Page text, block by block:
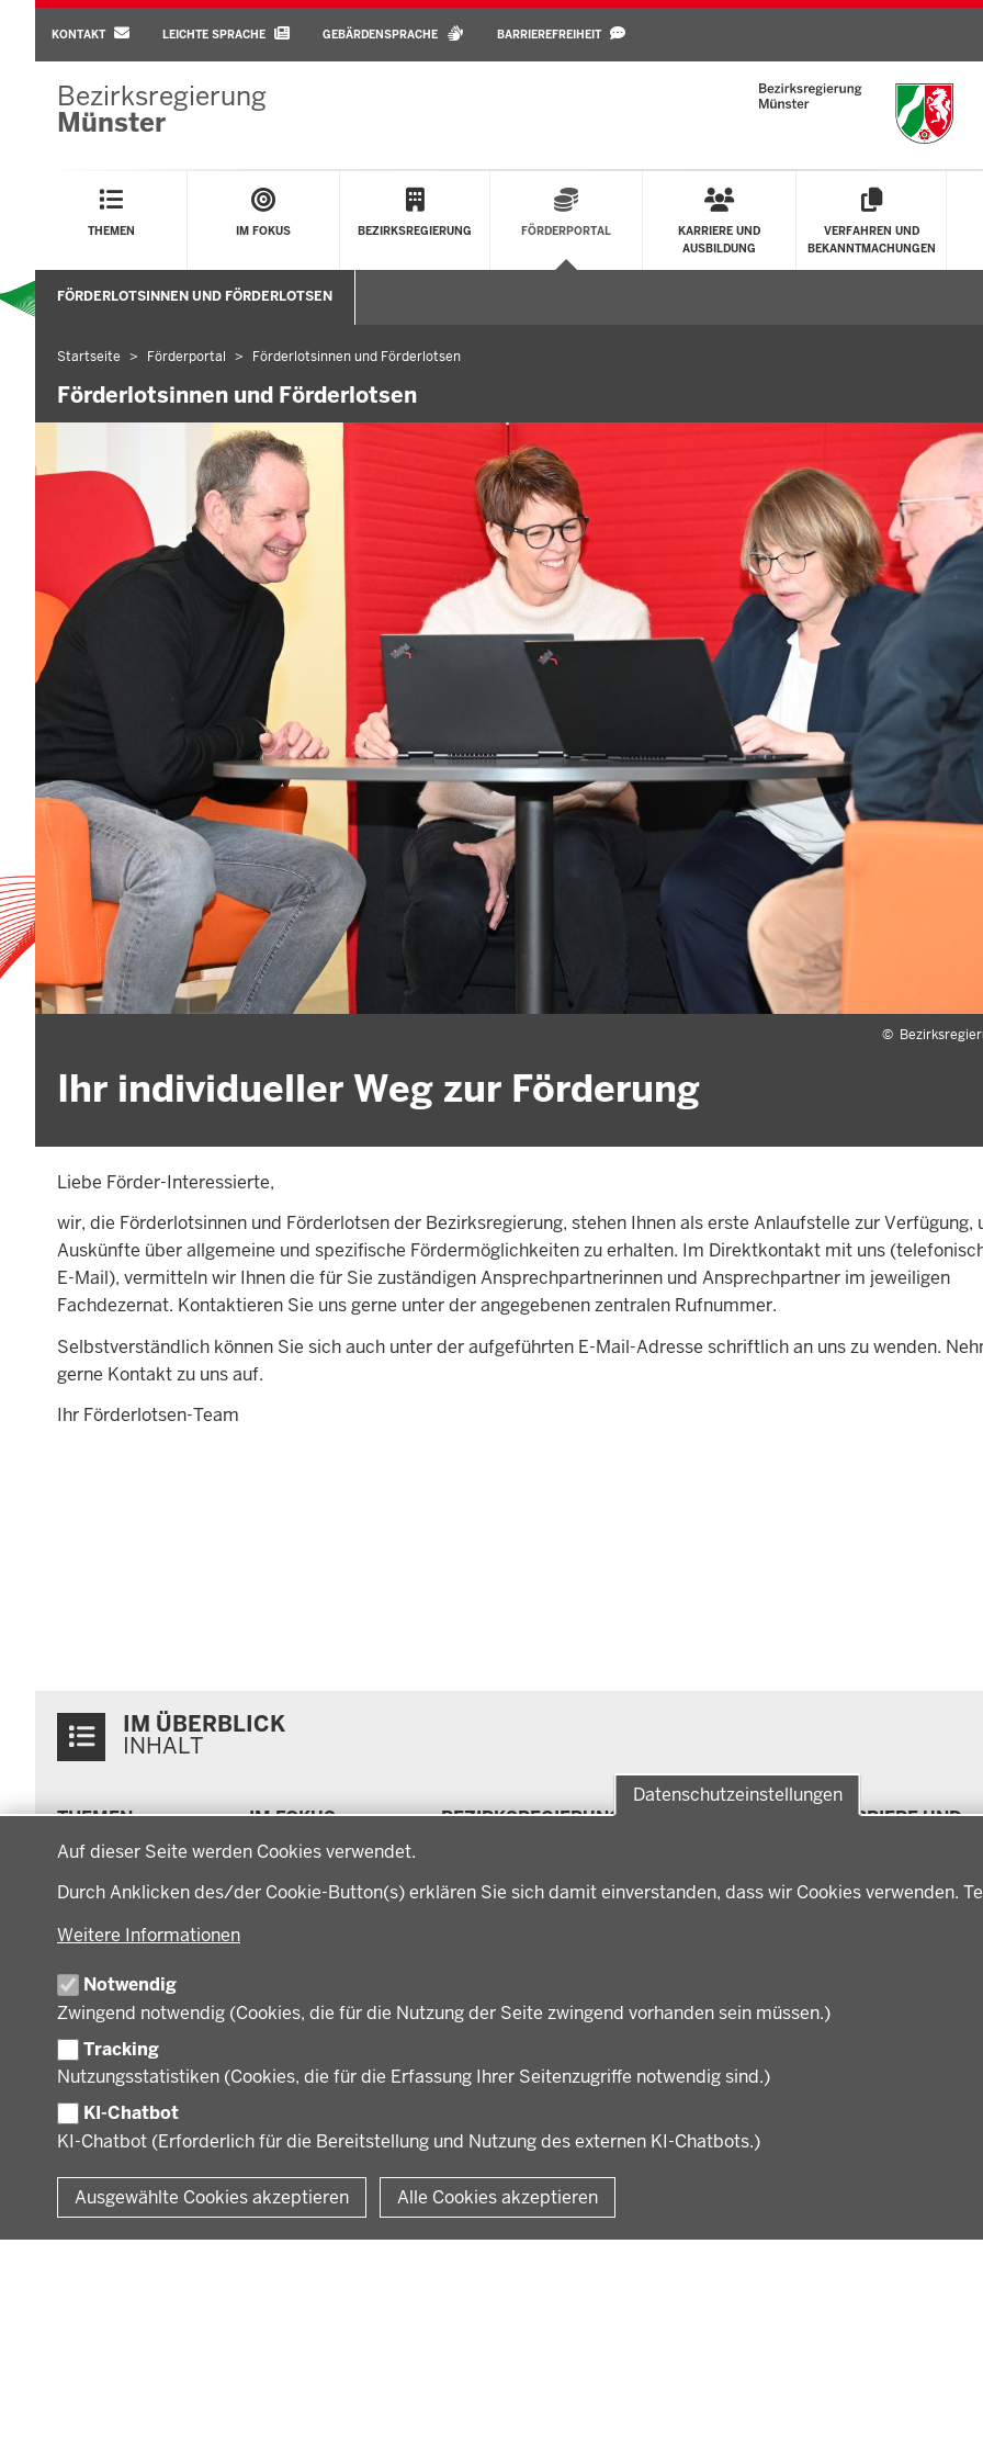
Datenschutzeinstellungen
Auf dieser Seite werden Cookies verwendet.
Durch Anklicken des/der Cookie-Button(s) erklären Sie sich damit einverstanden, dass wir Cookies verwenden.
Weitere Informationen
Notwendig
Zwingend notwendig (Cookies, die für die Nutzung der Seite zwingend vorhanden sein müssen.)
Tracking
Nutzungsstatistiken (Cookies, die für die Erfassung Ihrer Seitenzugriffe notwendig sind.)
KI-Chatbot
KI-Chatbot (Erforderlich für die Bereitstellung und Nutzung des externen KI-Chatbots.)
Ausgewählte Cookies akzeptieren Alle Cookies akzeptieren
SPRACHEN
KONTAKT LEICHTE SPRACHE GEBÄRDENSPRACHE BARRIEREFREIHEIT
Bezirksregierung
Münster
THEMEN IM FOKUS BEZIRKSREGIERUNG FÖRDERPORTAL
KARRIERE UND
AUSBILDUNG
VERFAHREN UND
BEKANNTMACHUNGEN
Sekundärmenü
FÖRDERLOTSINNEN UND FÖRDERLOTSEN
Sie
befinden
Startseite Förderportal Förderlotsinnen und Förderlotsen
Förderlotsinnen und Förderlotsen
©
Ihr individueller Weg zur Förderung
Liebe Förder-Interessierte,
wir, die Förderlotsinnen und Förderlotsen der Bezirksregierung, stehen Ihnen als erste Anlaufstelle zur Verfügung,
Auskünfte über allgemeine und spezifische Fördermöglichkeiten zu erhalten. Im Direktkontakt mit uns
E-Mail), vermitteln wir Ihnen die für Sie zuständigen Ansprechpartnerinnen und Ansprechpartner im jeweiligen
Fachdezernat. Kontaktieren Sie uns gerne unter der angegebenen zentralen Rufnummer.
Selbstverständlich können Sie sich auch unter der aufgeführten E-Mail-Adresse schriftlich an uns zu wenden.
gerne Kontakt zu uns auf.
Ihr Förderlotsen-Team
Inhalte
IM ÜBERBLICK
INHALT
in
der
THEMEN
Arbeitsschutz, Ordnung
und Sicherheit
Bauen, Planen und
Bildung, Schule und
Sport
Gesundheit und Soziales
Regionalplanung und
Regionalrat
Umwelt und Natur
Wirtschaft, Kultur und
Kommunales
IM FOKUS
Energiewende AG
Region
BEZIRKSREGIERUNG
Münster
KARRIERE UND
Ausbildung